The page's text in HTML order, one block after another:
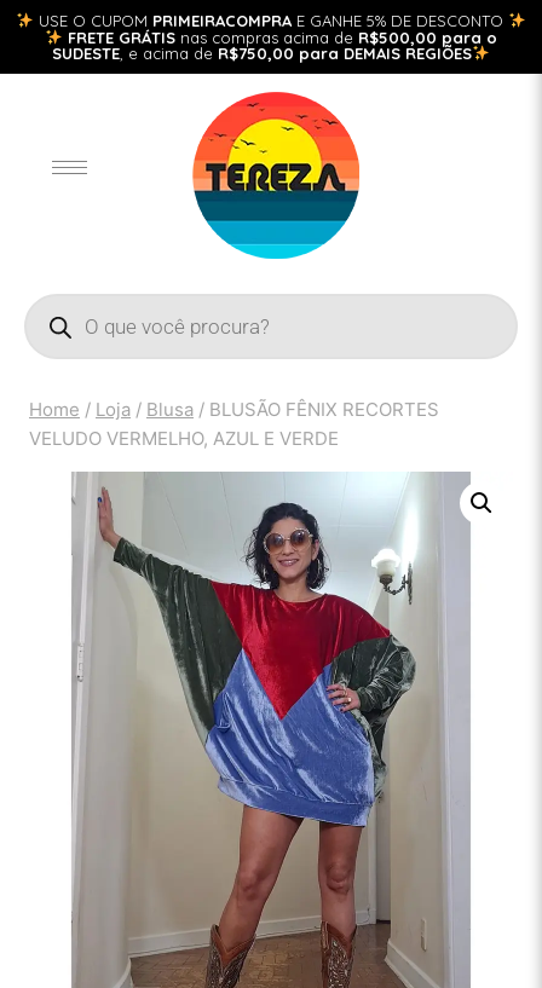
USE O CUPOM PRIMEIRACOMPRA E GANHE 5% DE DESCONTO
FRETE GRÁTISnas compras acima de R$500,00 para o
SUDESTE , e acima de R$750,00 para DEMAIS REGIÕES
Home / Loja / Blusa / BLUSÃO FÊNIX RECORTES
VELUDO VERMELHO, AZUL E VERDE